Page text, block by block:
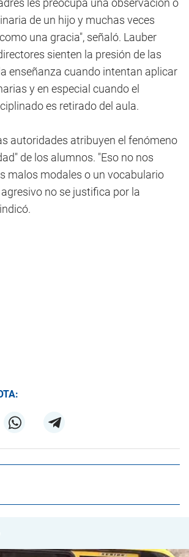
les preocupa una observación o
de un hijo y muchas veces
una gracia", señaló. Lauber
sienten la presión de las
enseñanza cuando intentan aplicar
y en especial cuando el
es retirado del aula.
autoridades atribuyen el fenómeno
de los alumnos. "Eso no nos
malos modales o un vocabulario
no se justifica por la